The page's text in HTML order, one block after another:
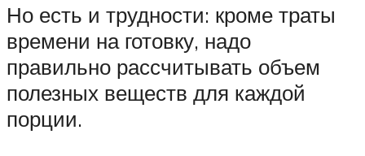
Но есть и трудности: кроме траты
времени на готовку, надо
правильно рассчитывать объем
полезных веществ для каждой
порции.